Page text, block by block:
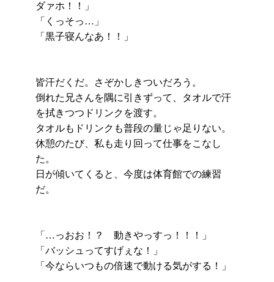
ダァホ！！」
「くっそっ…」
「黒子寝んなあ！！」
皆汗だくだ。さぞかしきついだろう。
倒れた兄さんを隅に引きずって、タオルで汗
を拭きつつドリンクを渡す。
タオルもドリンクも普段の量じゃ足りない。
休憩のたび、私も走り回って仕事をこなし
た。
日が傾いてくると、今度は体育館での練習
だ。
「…っおお！？ 動きやっすっ！！！」
「バッシュってすげぇな！」
「今ならいつもの倍速で動ける気がする！」